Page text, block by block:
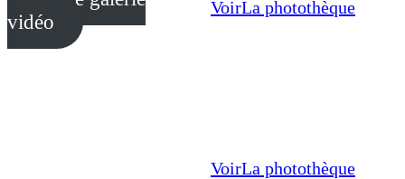
vidéo
VoirLa photothèque
VoirLa photothèque